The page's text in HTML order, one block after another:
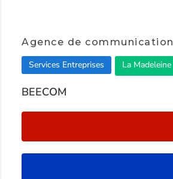
1
Agence de communication
Services Entreprises
La Madeleine
BEECOM